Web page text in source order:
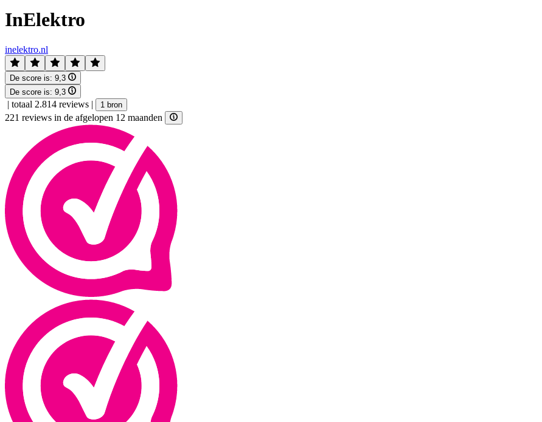
InElektro
inelektro.nl
De score is: 9,3
De score is: 9,3
| totaal 2.814 reviews | 1 bron
221 reviews in de afgelopen 12 maanden